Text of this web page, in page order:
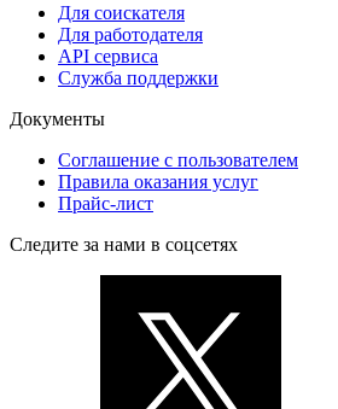
Для соискателя
Для работодателя
API сервиса
Служба поддержки
Документы
Соглашение с пользователем
Правила оказания услуг
Прайс-лист
Следите за нами в соцсетях